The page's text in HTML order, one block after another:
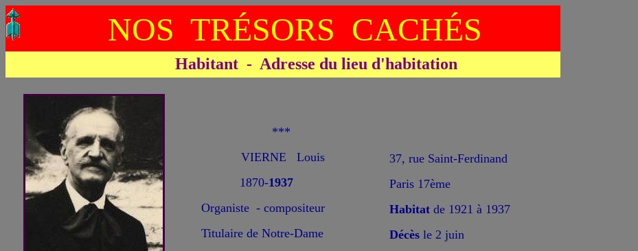
NOS TRÉSORS CACHÉS
Habitant - Adresse du lieu d'habitation
***
VIERNE Louis
1870-1937
Organiste - compositeur
Titulaire de Notre-Dame
37, rue Saint-Ferdinand
Paris 17ème
Habitat de 1921 à 1937
Décès le 2 juin